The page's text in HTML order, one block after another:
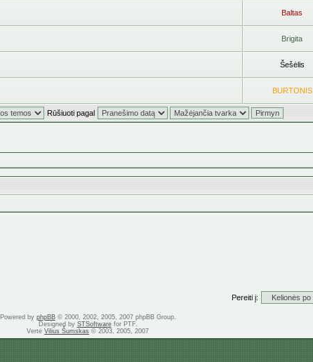
Baltas
Brigita
Šešėlis
BURTONIS
Rūšiuoti pagal
Pereiti į:
Powered by phpBB© 2000, 2002, 2005, 2007 phpBB Group.
Designed by STSoftwarefor PTF.
Vertė Vilius Šumskas © 2003, 2005, 2007